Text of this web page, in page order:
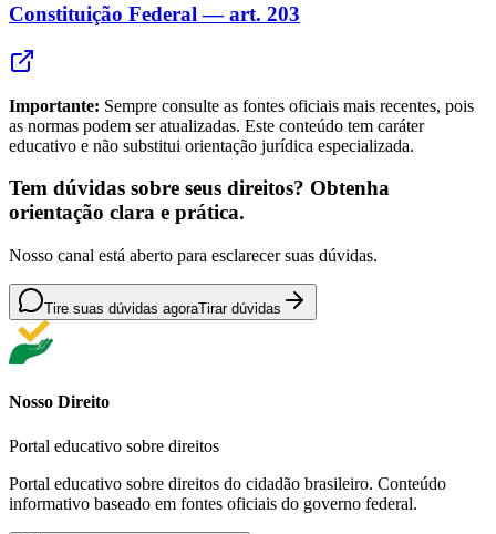
Constituição Federal — art. 203
Importante: Sempre consulte as fontes oficiais mais recentes, pois
as normas podem ser atualizadas. Este conteúdo tem caráter
educativo e não substitui orientação jurídica especializada.
Tem dúvidas sobre seus direitos? Obtenha
orientação clara e prática.
Nosso canal está aberto para esclarecer suas dúvidas.
Tire suas dúvidas agoraTirar dúvidas
Nosso Direito
Portal educativo sobre direitos
Portal educativo sobre direitos do cidadão brasileiro. Conteúdo
informativo baseado em fontes oficiais do governo federal.